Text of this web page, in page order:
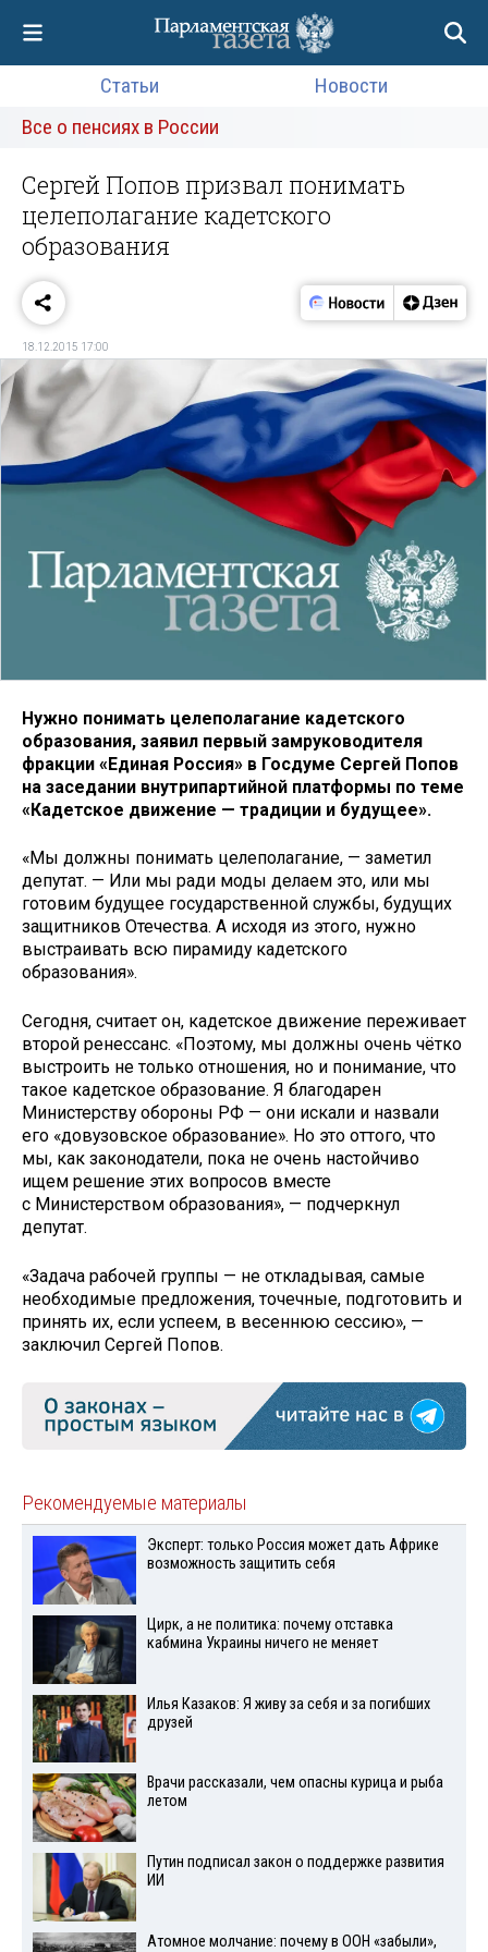
Статьи
Новости
Все о пенсиях в России
Сергей Попов призвал понимать
целеполагание кадетского
образования
18.12.2015 17:00
Нужно понимать целеполагание кадетского
образования, заявил первый замруководителя
фракции «Единая Россия» в Госдуме Сергей Попов
на заседании внутрипартийной платформы по теме
«Кадетское движение — традиции и будущее».
«Мы должны понимать целеполагание, — заметил
депутат. — Или мы ради моды делаем это, или мы
готовим будущее государственной службы, будущих
защитников Отечества. А исходя из этого, нужно
выстраивать всю пирамиду кадетского
образования».
Сегодня, считает он, кадетское движение переживает
второй ренессанс. «Поэтому, мы должны очень чётко
выстроить не только отношения, но и понимание, что
такое кадетское образование. Я благодарен
Министерству обороны РФ — они искали и назвали
его «довузовское образование». Но это оттого, что
мы, как законодатели, пока не очень настойчиво
ищем решение этих вопросов вместе
с Министерством образования», — подчеркнул
депутат.
«Задача рабочей группы — не откладывая, самые
необходимые предложения, точечные, подготовить и
принять их, если успеем, в весеннюю сессию», —
заключил Сергей Попов.
Рекомендуемые материалы
Эксперт: только Россия может дать Африке
возможность защитить себя
Цирк, а не политика: почему отставка
кабмина Украины ничего не меняет
Илья Казаков: Я живу за себя и за погибших
друзей
Врачи рассказали, чем опасны курица и рыба
летом
Путин подписал закон о поддержке развития
ИИ
Атомное молчание: почему в ООН «забыли»,